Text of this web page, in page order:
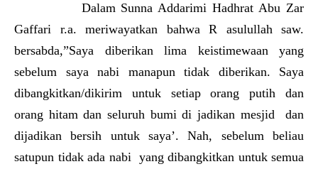
Dalam Sunna Addarimi Hadhrat Abu Zar
Gaffari r.a. meriwayatkan bahwa R asulullah saw.
bersabda,”Saya diberikan lima keistimewaan yang
sebelum saya nabi manapun tidak diberikan. Saya
dibangkitkan/dikirim untuk setiap orang putih dan
orang hitam dan seluruh bumi di jadikan mesjid dan
dijadikan bersih untuk saya’. Nah, sebelum beliau
satupun tidak ada nabi yang dibangkitkan untuk semua